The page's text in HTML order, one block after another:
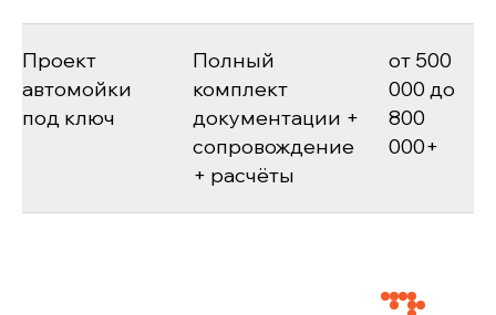
Проект
автомойки
под ключ
Полный
комплект
документации +
сопровождение
+ расчёты
от 500
000 до
800
000+